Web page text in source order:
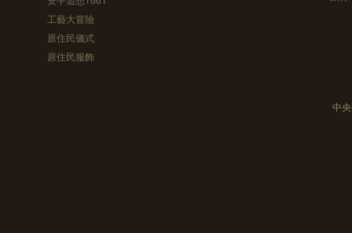
工藝大冒險
原住民儀式
原住民服飾
中